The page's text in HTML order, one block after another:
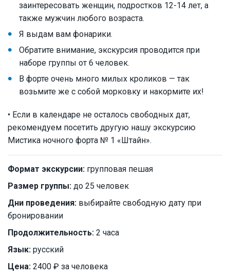
заинтересовать женщин, подростков 12-14 лет, а
также мужчин любого возраста.
Я выдам вам фонарики.
Обратите внимание, экскурсия проводится при
наборе группы от 6 человек.
В форте очень много милых кроликов — так
возьмите же с собой морковку и накормите их!
• Если в календаре не осталось свободных дат,
рекомендуем посетить другую нашу экскурсию
Мистика ночного форта № 1 «Штайн».
Формат экскурсии: групповая пешая
Размер группы: до 25 человек
Дни проведения: выбирайте свободную дату при
бронировании
Продолжительность: 2 часа
Язык: русский
Цена: 2400 ₽ за человека